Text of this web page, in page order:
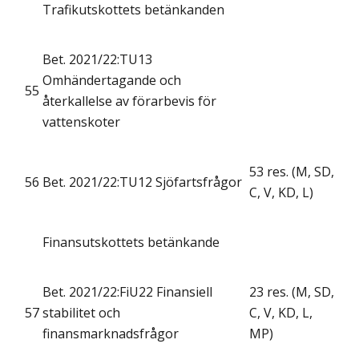
Trafikutskottets betänkanden
55
Bet. 2021/22:TU13
Omhändertagande och
återkallelse av förarbevis för
vattenskoter
56 Bet. 2021/22:TU12 Sjöfartsfrågor
53 res. (M, SD,
C, V, KD, L)
Finansutskottets betänkande
57
Bet. 2021/22:FiU22 Finansiell
stabilitet och
finansmarknadsfrågor
23 res. (M, SD,
C, V, KD, L,
MP)